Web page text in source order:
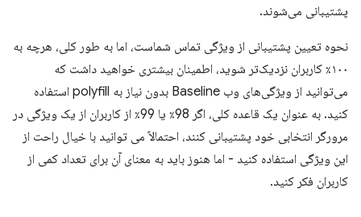
پشتیبانی می‌شوند.
نحوه تعیین پشتیبانی از ویژگی تماس شماست، اما به طور کلی، هرچه به
۱۰۰٪ کاربران نزدیک‌تر شوید، اطمینان بیشتری خواهید داشت که
می‌توانید از ویژگی‌های وب Baseline بدون نیاز به polyfill استفاده
کنید. به عنوان یک قاعده کلی، اگر 98٪ یا 99٪ از کاربران از یک ویژگی در
مرورگر انتخابی خود پشتیبانی کنند، احتمالاً می توانید با خیال راحت از
این ویژگی استفاده کنید - اما هنوز باید به معنای آن برای تعداد کمی از
کاربران فکر کنید.